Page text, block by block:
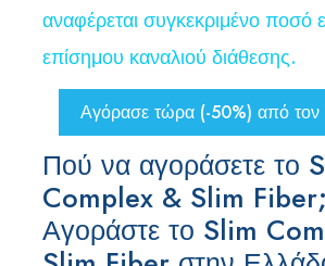
αναφέρεται συγκεκριμένο ποσό
επίσημου καναλιού διάθεσης.
Αγόρασε τώρα (-50%) από
Πού να αγοράσετε το
Complex & Slim Fiber;
Αγοράστε το Slim